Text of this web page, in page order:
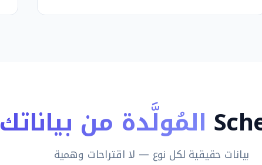
المُولَّدة من بياناتك
بيانات حقيقية لكل نوع — لا اقتراحات وهمية